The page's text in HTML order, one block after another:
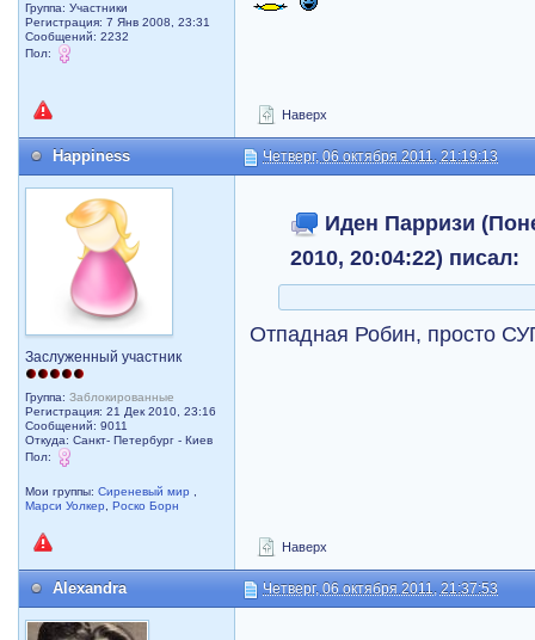
Группа: Участники
Регистрация: 7 Янв 2008, 23:31
Сообщений: 2232
Пол:
Наверх
Happiness Четверг, 06 октября 2011, 21:19:13
Заслуженный участник
Группа:Заблокированные
Регистрация: 21 Дек 2010, 23:16
Сообщений: 9011
Откуда: Санкт- Петербург - Киев
Пол:
Мои группы:Сиреневый мир
Марси Уолкер
,Роско Борн
Иден Парризи
2010, 20:04:22) писал:
Отпадная Робин, просто
Наверх
Alexandra Четверг, 06 октября 2011, 21:37:53